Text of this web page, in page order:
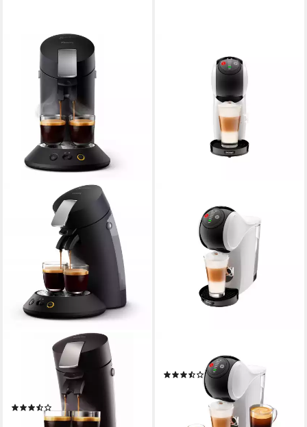
PHILIPS SENSEO
Kapsel-/Kaffeepadmaschine,
Pad, Abnehmbarer
Wasserbehälter
(9)
107,94 €
Kapsel-/Kaffeepadmaschine
(3)
lieferbar - in 5-6 Werktagen bei dir